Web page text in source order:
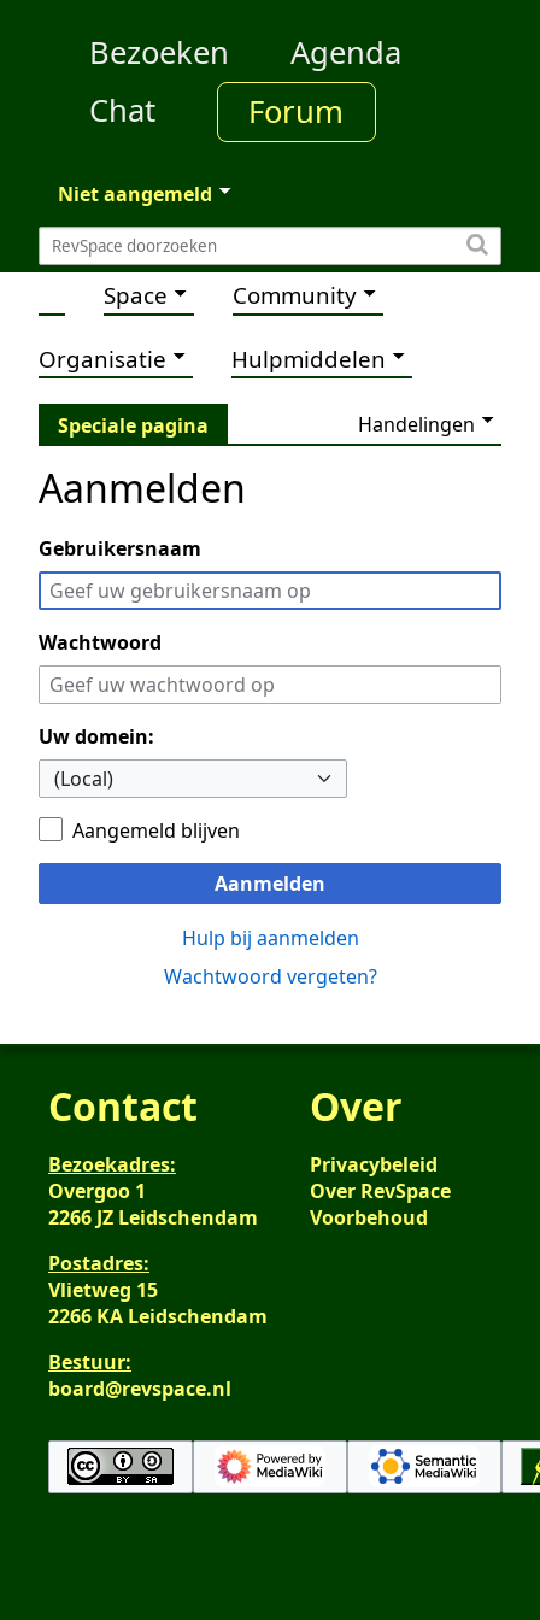
Bezoeken
Agenda
Chat
Forum
Niet aangemeld
Space Community
Organisatie Hulpmiddelen
Speciale pagina Handelingen
Aanmelden
Gebruikersnaam
Wachtwoord
Uw domein:
Aangemeld blijven
Aanmelden
Hulp bij aanmelden
Wachtwoord vergeten?
Contact
Bezoekadres:
Overgoo 1
2266 JZ Leidschendam
Postadres:
Vlietweg 15
2266 KA Leidschendam
Bestuur:
board@revspace.nl
Over
Privacybeleid
Over RevSpace
Voorbehoud